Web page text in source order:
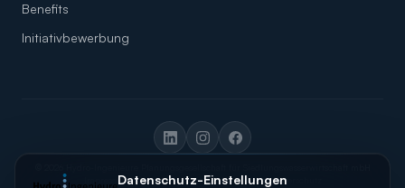
Benefits
Initiativbewerbung
ImpressumDatenschutzBarrierefreiheitHinweisgeberschutz
Datenschutz-Einstellungen